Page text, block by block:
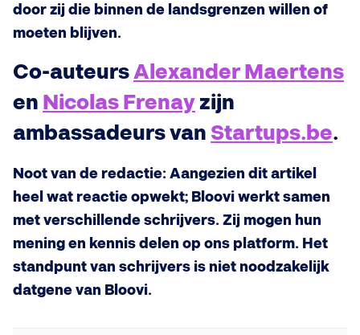
door zij die binnen de landsgrenzen willen of
moeten blijven.
Co-auteursAlexander Maertens
en Nicolas Frenayzijn
ambassadeurs van Startups.be.
Noot van de redactie: Aangezien dit artikel
heel wat reactie opwekt; Bloovi werkt samen
met verschillende schrijvers. Zij mogen hun
mening en kennis delen op ons platform. Het
standpunt van schrijvers is niet noodzakelijk
datgene van Bloovi.